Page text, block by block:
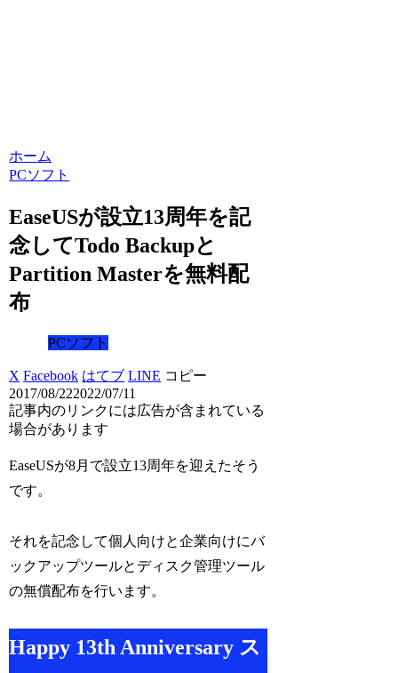
ホーム
PCソフト
EaseUSが設立13周年を記
念してTodo Backupと
Partition Masterを無料配
布
PCソフト
X Facebook はてブ LINE コピー
2017/08/222022/07/11
記事内のリンクには広告が含まれている
場合があります
EaseUSが8月で設立13周年を迎えたそう
です。
それを記念して個人向けと企業向けにバ
ックアップツールとディスク管理ツール
の無償配布を行います。
Happy 13th Anniversary ス